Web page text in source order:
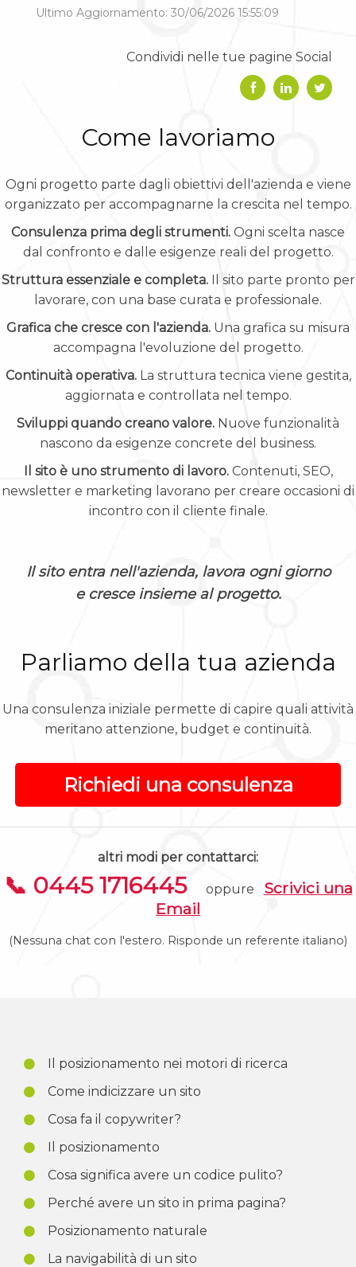
Ultimo Aggiornamento: 30/06/2026 15:55:09
Condividi nelle tue pagine Social
Come lavoriamo
Ogni progetto parte dagli obiettivi dell'azienda e viene
organizzato per accompagnarne la crescita nel tempo.
Consulenza prima degli strumenti. Ogni scelta nasce
dal confronto e dalle esigenze reali del progetto.
Struttura essenziale e completa.Il sito parte pronto per
lavorare, con una base curata e professionale.
Grafica che cresce con l'azienda. Una grafica su misura
accompagna l'evoluzione del progetto.
Continuità operativa.La struttura tecnica viene gestita,
aggiornata e controllata nel tempo.
Sviluppi quando creano valore. Nuove funzionalità
nascono da esigenze concrete del business.
Il sito è uno strumento di lavoro.Contenuti, SEO,
newsletter e marketing lavorano per creare occasioni di
incontro con il cliente finale.
Il sito entra nell'azienda, lavora ogni giorno
e cresce insieme al progetto.
Parliamo della tua azienda
Una consulenza iniziale permette di capire quali attività
meritano attenzione, budget e continuità.
Richiedi una consulenza
altri modi per contattarci:
📞 0445 1716445 oppure Scrivici una
Email
(Nessuna chat con l'estero. Risponde un referente italiano)
Il posizionamento nei motori di ricerca
Come indicizzare un sito
Cosa fa il copywriter?
Il posizionamento
Cosa significa avere un codice pulito?
Perché avere un sito in prima pagina?
Posizionamento naturale
La navigabilità di un sito